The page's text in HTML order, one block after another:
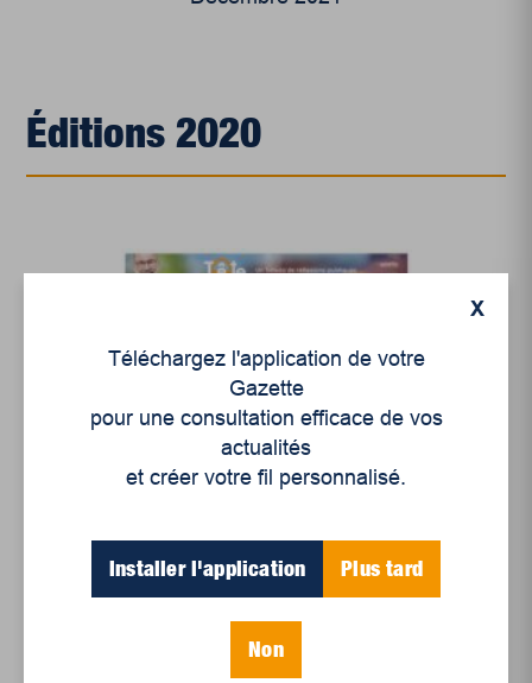
Éditions 2020
X
Téléchargez l'application de votre
Gazette
pour une consultation efficace de vos
actualités
et créer votre fil personnalisé.
Installer l'application Plus tard
Non